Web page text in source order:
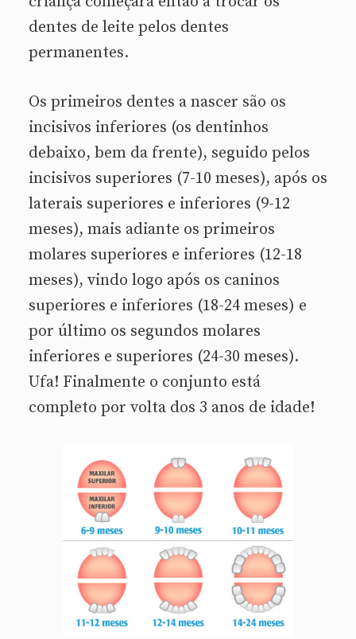
dentes de leite pelos dentes
permanentes.
Os primeiros dentes a nascer são os
incisivos inferiores (os dentinhos
debaixo, bem da frente), seguido pelos
incisivos superiores (7-10 meses), após os
laterais superiores e inferiores (9-12
meses), mais adiante os primeiros
molares superiores e inferiores (12-18
meses), vindo logo após os caninos
superiores e inferiores (18-24 meses) e
por último os segundos molares
inferiores e superiores (24-30 meses).
Ufa! Finalmente o conjunto está
completo por volta dos 3 anos de idade!